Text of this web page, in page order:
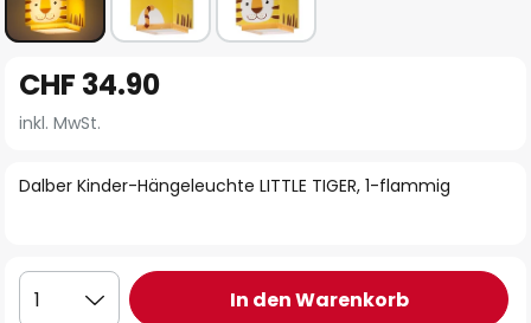
Anfang
der
springen
Dalber Kinder-Hängeleuchte LITTLE TIGER, 1-flammig
CHF 34.90
inkl. MwSt.
1 In den Warenkorb